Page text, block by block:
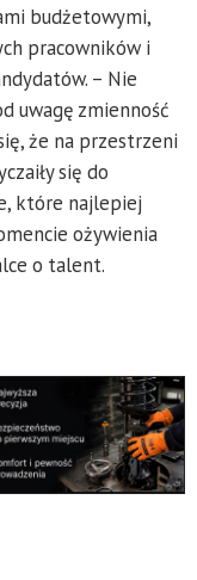
budżetowymi,
pracowników i
– Nie
uwagę zmienność
że na przestrzeni
się do
które najlepiej
ożywienia
o talent.